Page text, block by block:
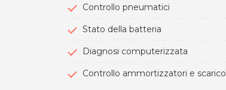
Controllo pneumatici
Stato della batteria
Diagnosi computerizzata
Controllo ammortizzatori e scarico